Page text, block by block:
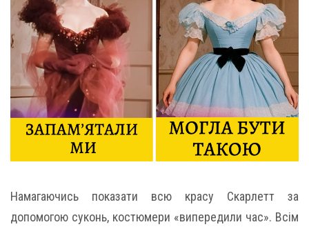
Намагаючись показати всю красу Скарлетт за
допомогою суконь, костюмери «випередили час». Всім